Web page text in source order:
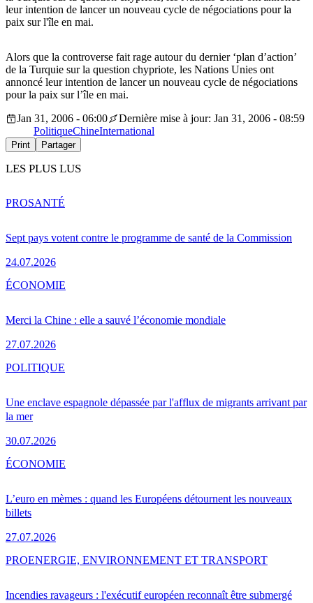
leur intention de lancer un nouveau cycle de négociations pour la
paix sur l'île en mai.
Alors que la controverse fait rage autour du dernier ‘plan d’action’
de la Turquie sur la question chypriote, les Nations Unies ont
annoncé leur intention de lancer un nouveau cycle de négociations
pour la paix sur l’île en mai.
Jan 31, 2006 - 06:00
Dernière mise à jour: Jan 31, 2006 - 08:59
PolitiqueChineInternational
Print Partager
LES PLUS LUS
Sept pays votent contre le programme de santé de la Commission
24.07.2026
PROSANTÉ
Merci la Chine : elle a sauvé l’économie mondiale
27.07.2026
ÉCONOMIE
Une enclave espagnole dépassée par l'afflux de migrants arrivant par
la mer
30.07.2026
POLITIQUE
L’euro en mèmes : quand les Européens détournent les nouveaux
billets
27.07.2026
ÉCONOMIE
Incendies ravageurs : l'exécutif européen reconnaît être submergé
PROENERGIE, ENVIRONNEMENT ET TRANSPORT